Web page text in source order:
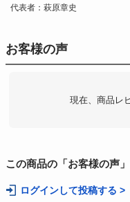
代表者：萩原章史
お客様の声
現在、商品レ
この商品の「お客様の声
ログインして投稿する >